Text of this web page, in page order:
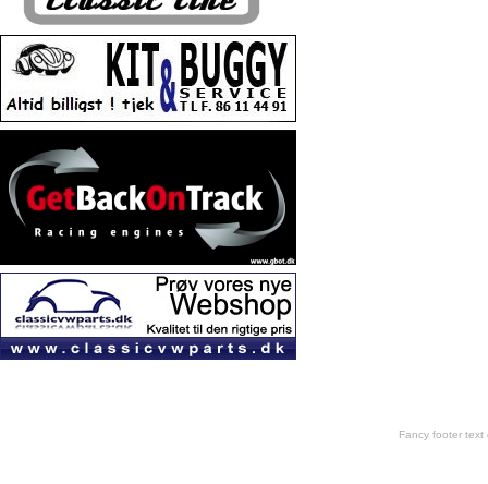
Fancy footer